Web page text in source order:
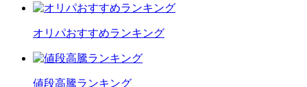
オリパおすすめランキング
値段高騰ランキング